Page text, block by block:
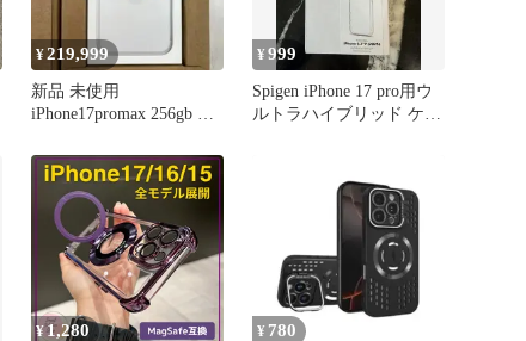
¥219,999
新品 未使用
iPhone17promax 256gb シ
¥999
Spigen iPhone 17 pro用ウ
ルトラハイブリッド ケー
¥1,280 ¥ 780